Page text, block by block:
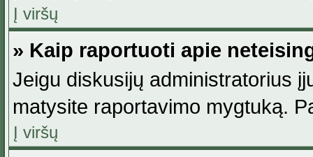
Į viršų
» Kaip raportuoti apie
Jeigu diskusijų administratorius
matysite raportavimo mygtuką.
Į viršų